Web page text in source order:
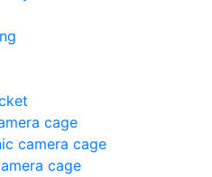
cage
camera cage
cage